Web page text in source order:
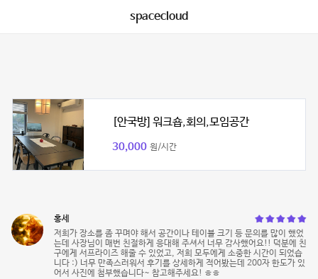
spacecloud
[안국방] 워크숍,회의,모임공간
30,000 원/시간
홍세
저희가 장소를 좀 꾸며야 해서 공간이나 테이블 크기 등 문의를 많이 했었
는데 사장님이 매번 친절하게 응대해 주셔서 너무 감사했어요!! 덕분에 친
구에게 서프라이즈 해줄 수 있었고, 저희 모두에게 소중한 시간이 되었습
니다 :) 너무 만족스러워서 후기를 상세하게 적어봤는데 200자 한도가 있
어서 사진에 첨부했습니다~ 참고해주세요! ㅎㅎ